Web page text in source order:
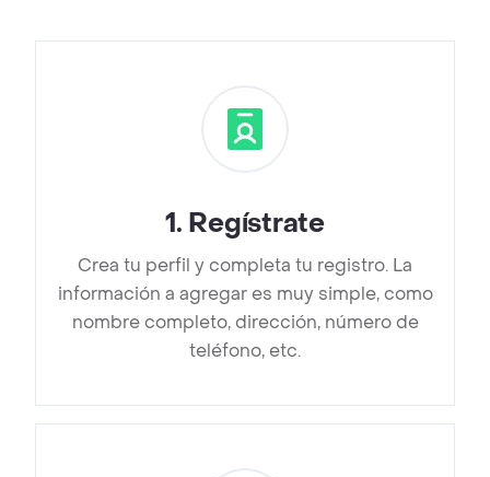
1. Regístrate
Crea tu perfil y completa tu registro. La
información a agregar es muy simple, como
nombre completo, dirección, número de
teléfono, etc.